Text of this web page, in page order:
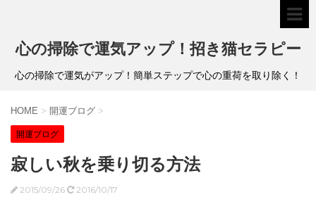
心の掃除で運気アップ！招き猫セラピー
心の掃除で運気がアップ！簡単ステップで心の重荷を取り除く！
HOME > 開運ブログ >
開運ブログ
寂しい秋を乗り切る方法
2015/09/26 2016/10/17